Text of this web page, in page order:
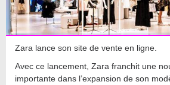
Zara lance son site de vente en ligne.
Avec ce lancement, Zara franchit une
importante dans l’expansion de son